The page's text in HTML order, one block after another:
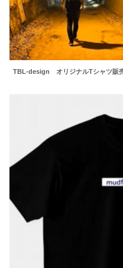
TBL-design オリジナルTシャツ販